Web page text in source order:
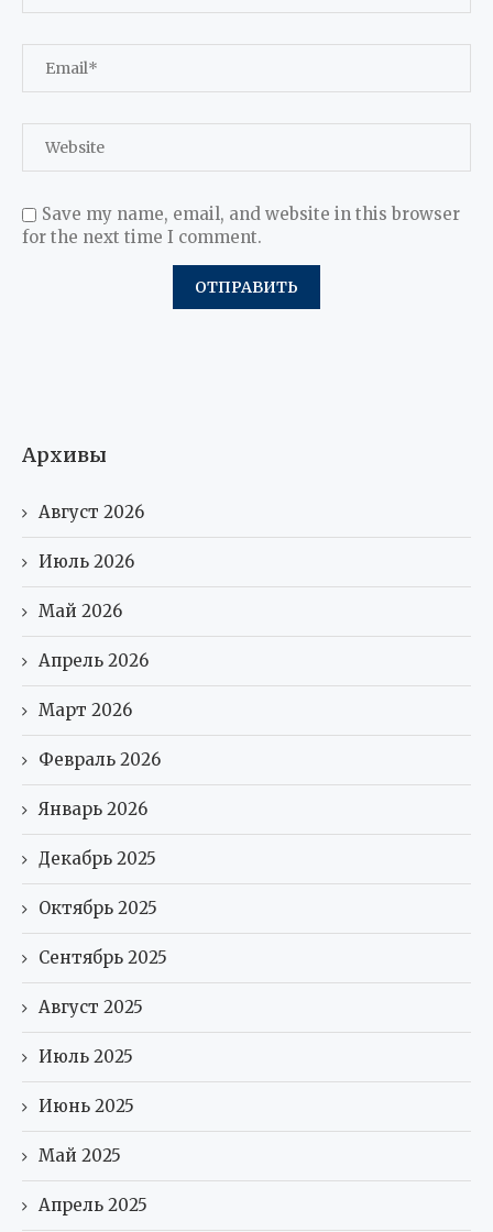
Save my name, email, and website in this browser
for the next time I comment.
Архивы
Август 2026
Июль 2026
Май 2026
Апрель 2026
Март 2026
Февраль 2026
Январь 2026
Декабрь 2025
Октябрь 2025
Сентябрь 2025
Август 2025
Июль 2025
Июнь 2025
Май 2025
Апрель 2025